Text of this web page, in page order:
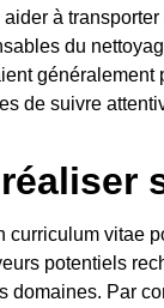
à
du
de suivre
curriculum vitae
potentiels
domaines. Par